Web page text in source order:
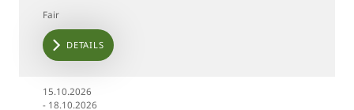
Fair
DETAILS
15.10.2026
- 18.10.2026